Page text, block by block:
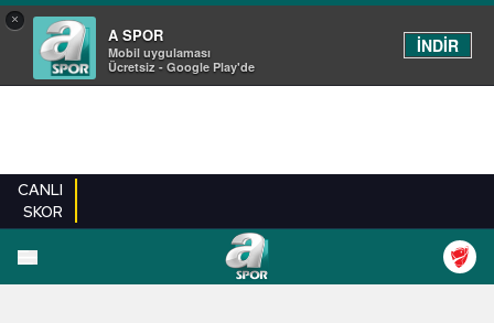
×
A SPOR
Mobil uygulaması
Ücretsiz - Google Play'de
İNDİR
CANLI
SKOR